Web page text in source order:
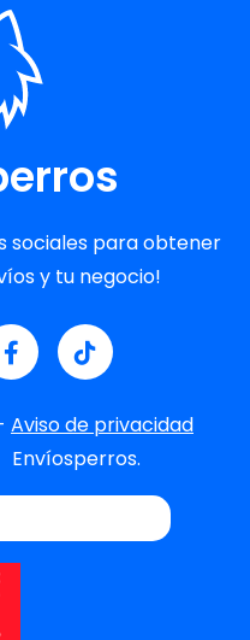
sociales para obtener
y tu negocio!
Aviso de privacidad
Envíosperros.